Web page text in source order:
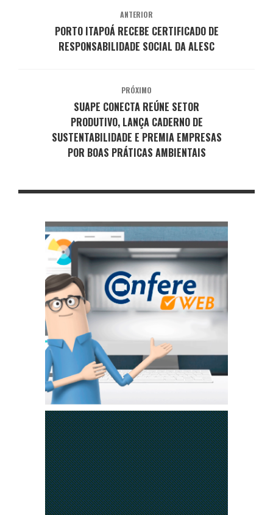
ANTERIOR
PORTO ITAPOÁ RECEBE CERTIFICADO DE
RESPONSABILIDADE SOCIAL DA ALESC
PRÓXIMO
SUAPE CONECTA REÚNE SETOR
PRODUTIVO, LANÇA CADERNO DE
SUSTENTABILIDADE E PREMIA EMPRESAS
POR BOAS PRÁTICAS AMBIENTAIS